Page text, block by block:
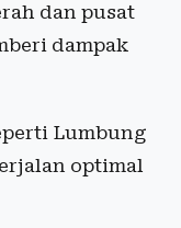
dan pusat
dampak
Lumbung
optimal